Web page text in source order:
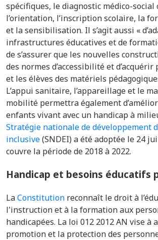
spécifiques, le diagnostic médico-
l’orientation, l’inscription scolaire, la
et la sensibilisation. Il s’agit aussi «
infrastructures éducatives et de
de s’assurer que les nouvelles
des normes d’accessibilité et d’acquérir
et les élèves des matériels
L’appui sanitaire, l’appareillage et le
mobilité permettra également
enfants vivant avec un handicap à
Stratégie nationale de développement
inclusive(SNDEI) a été adoptée le 24
couvre la période de 2018 à 2022.
Handicap et besoins éducatifs
LaConstitution reconnaît le droit à
l'instruction et à la formation aux
handicapées. La loi 012 2012 AN vise à
promotion et la protection des